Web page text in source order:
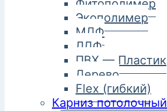
Фитополимер
Экополимер
МДФ
ЛДФ
ПВХ — Пластик
Дерево
Flex (гибкий)
Карниз потолочный